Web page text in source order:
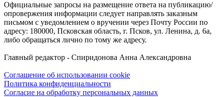
Официальные запросы на размещение ответа на публикацию/
опровержения информации следует направлять заказным
письмом с уведомлением о вручении через Почту России по
адресу: 180000, Псковская область, г. Псков, ул. Ленина, д. 6а,
либо обращаться лично по тому же адресу.
Главный редактор - Спиридонова Анна Александровна
Соглашение об использовании cookie
Политика конфиденциальности
Согласие на обработку персональных данных